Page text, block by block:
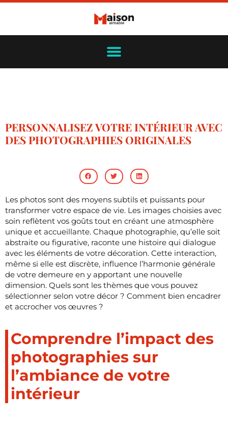
PERSONNALISEZ VOTRE INTÉRIEUR AVEC
DES PHOTOGRAPHIES ORIGINALES
Les photos sont des moyens subtils et puissants pour
transformer votre espace de vie. Les images choisies avec
soin reflètent vos goûts tout en créant une atmosphère
unique et accueillante. Chaque photographie, qu’elle soit
abstraite ou figurative, raconte une histoire qui dialogue
avec les éléments de votre décoration. Cette interaction,
même si elle est discrète, influence l’harmonie générale
de votre demeure en y apportant une nouvelle
dimension. Quels sont les thèmes que vous pouvez
sélectionner selon votre décor ? Comment bien encadrer
et accrocher vos œuvres ?
Comprendre l’impact des
photographies sur
l’ambiance de votre
intérieur